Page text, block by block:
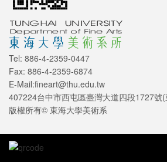
Tel: 886-4-2359-0447
Fax: 886-4-2359-6874
E-Mail:fineart@thu.edu.tw
407224台中市西屯區臺灣大道四段1727號
版權所有© 東海大學美術系